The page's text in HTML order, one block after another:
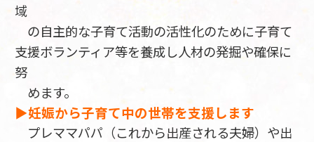
域
の自主的な子育て活動の活性化のために子育て
支援ボランティア等を養成し人材の発掘や確保に
努
めます。
▶妊娠から子育て中の世帯を支援します
プレママパパ（これから出産される夫婦）や出